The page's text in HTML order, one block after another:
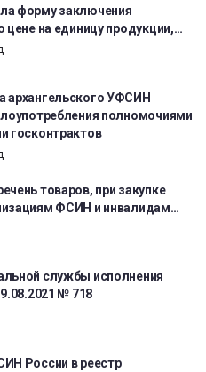
форму заключения
цене на единицу продукции,…
архангельского УФСИН
полномочиями
госконтрактов
товаров, при закупке
ФСИН и инвалидам…
службы исполнения
№ 718
России в реестр